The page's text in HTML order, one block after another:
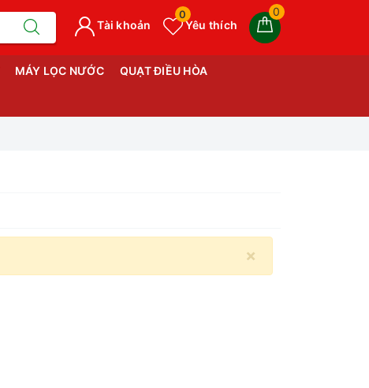
0
Yêu thích
0
Tài khoản
MÁY LỌC NƯỚC QUẠT ĐIỀU HÒA
×